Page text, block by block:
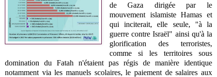
de Gaza dirigée par le
mouvement islamiste Hamas et
qui inciterait, elle seule, "à la
guerre contre Israël" ainsi qu'à la
glorification des terroristes,
comme si les territoires sous
domination du Fatah n'étaient pas régis de manière identique
notamment via les manuels scolaires, le paiement de salaires aux